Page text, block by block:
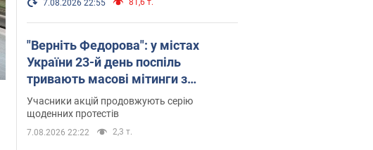
7.08.2026 22:55 81,6 т.
"Верніть Федорова": у містах
України 23-й день поспіль
тривають масові мітинги з
картонками. Фото і відео
Учасники акцій продовжують серію
щоденних протестів
7.08.2026 22:22 2,3 т.